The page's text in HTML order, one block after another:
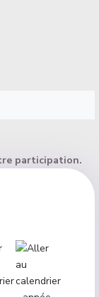
participation.